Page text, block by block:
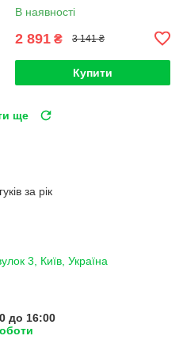
В наявності
2 891 ₴ 3 141 ₴
Купити
ще
за рік
3, Київ, Україна
до 16:00